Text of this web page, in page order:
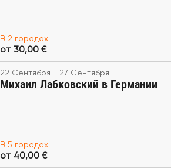
В 2 городах
от 30,00 €
22 Сентября - 27 Сентября
Михаил Лабковский в Германии
В 5 городах
от 40,00 €